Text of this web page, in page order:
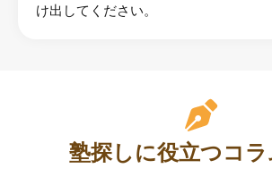
け出してください。
塾探しに役立つコ